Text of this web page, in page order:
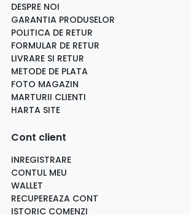
DESPRE NOI
GARANTIA PRODUSELOR
POLITICA DE RETUR
FORMULAR DE RETUR
LIVRARE SI RETUR
METODE DE PLATA
FOTO MAGAZIN
MARTURII CLIENTI
HARTA SITE
Cont client
INREGISTRARE
CONTUL MEU
WALLET
RECUPEREAZA CONT
ISTORIC COMENZI